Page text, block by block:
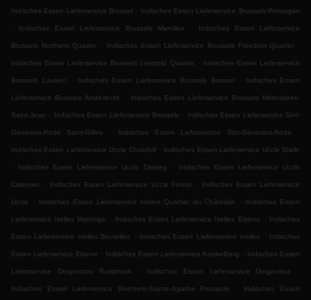
Indisches Essen Lieferservice Brussel . Indisches Essen Lieferservice Brussels Pentagon
.
Indisches Essen Lieferservice Brussels Marollen . Indisches Essen Lieferservice
Brussels Northern Quarter . Indisches Essen Lieferservice Brussels Freedom Quarter .
Indisches Essen Lieferservice Brussels Leopold Quarter . Indisches Essen Lieferservice
Brussels Laeken . Indisches Essen Lieferservice Brussels Brussel . Indisches Essen
Lieferservice Brussels Anderlecht . Indisches Essen Lieferservice Brussels Molenbeek-
Saint-Jean . Indisches Essen Lieferservice Brussels . Indisches Essen Lieferservice Sint-
Genesius-Rode Saint-Gilles . Indisches Essen Lieferservice Sint-Genesius-Rode .
Indisches Essen Lieferservice Uccle Churchill . Indisches Essen Lieferservice Uccle Stalle
.
Indisches Essen Lieferservice Uccle Dieweg . Indisches Essen Lieferservice Uccle
Calevoet . Indisches Essen Lieferservice Uccle Forest . Indisches Essen Lieferservice
Uccle . Indisches Essen Lieferservice Ixelles Quartier du Châtelain . Indisches Essen
Lieferservice Ixelles Matonge . Indisches Essen Lieferservice Ixelles Elsene . Indisches
Essen Lieferservice Ixelles Bruxelles . Indisches Essen Lieferservice Ixelles . Indisches
Essen Lieferservice Elsene . Indisches Essen Lieferservice Koekelberg . Indisches Essen
Lieferservice Drogenbos Ruisbroek . Indisches Essen Lieferservice Drogenbos .
Indisches Essen Lieferservice Berchem-Sainte-Agathe Potaarde . Indisches Essen